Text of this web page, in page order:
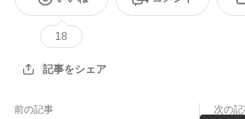
18
記事をシェア
前の記事 次の記